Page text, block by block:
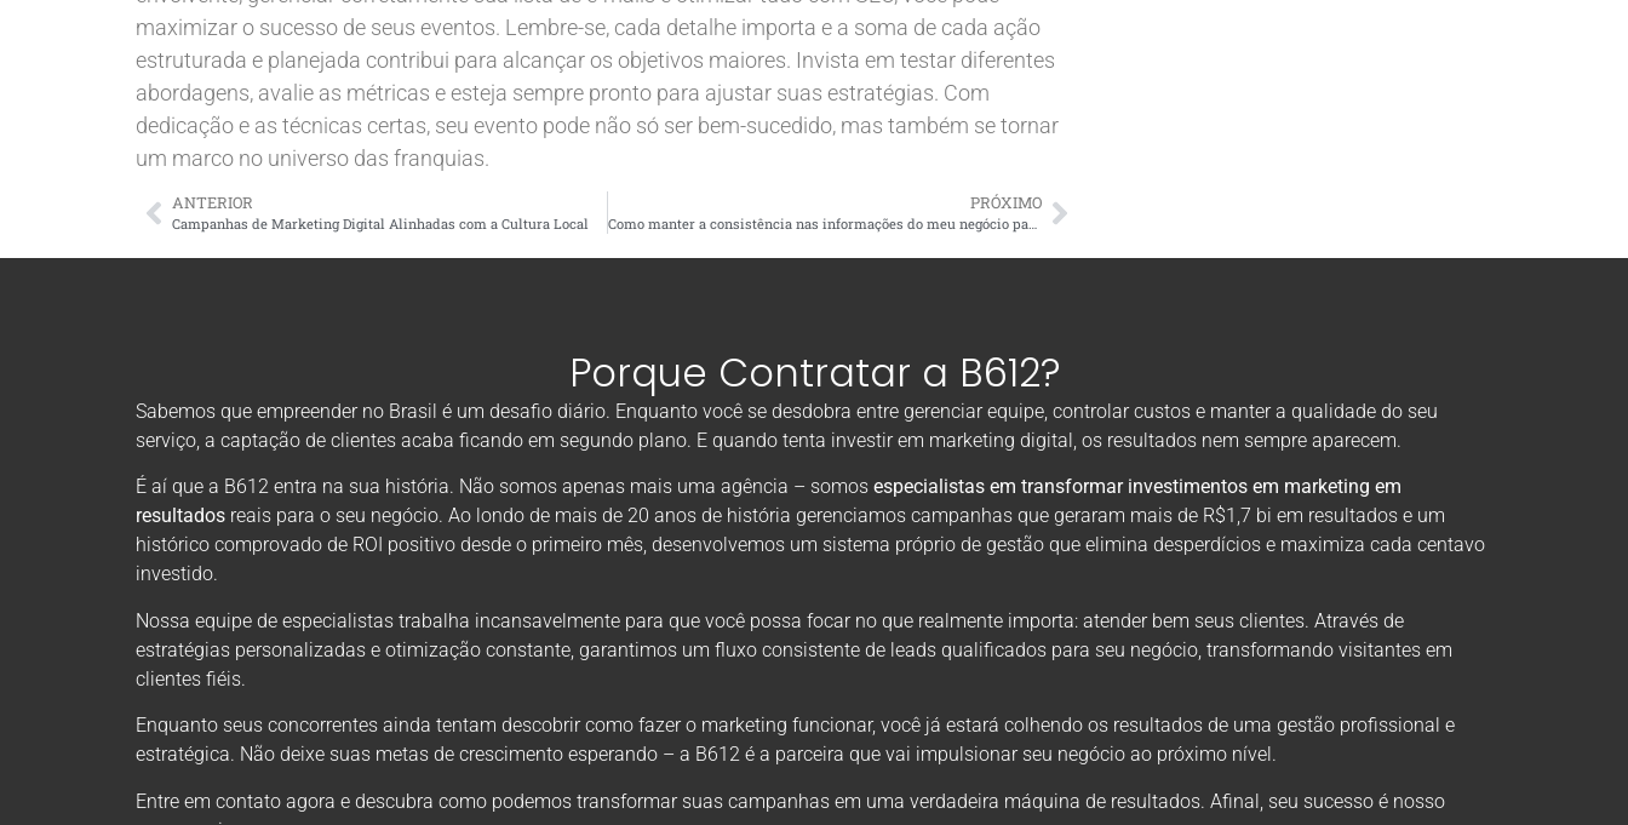
maximizar o sucesso de seus eventos. Lembre-se, cada detalhe importa e a soma de cada ação
estruturada e planejada contribui para alcançar os objetivos maiores. Invista em testar diferentes
abordagens, avalie as métricas e esteja sempre pronto para ajustar suas estratégias. Com
dedicação e as técnicas certas, seu evento pode não só ser bem-sucedido, mas também se tornar
um marco no universo das franquias.
ANTERIOR
Campanhas de Marketing Digital Alinhadas com a Cultura Local
PRÓXIMO
Como manter a consistência nas informações do meu negócio para SEO local?
Porque Contratar a B612?
Sabemos que empreender no Brasil é um desafio diário. Enquanto você se desdobra entre gerenciar equipe, controlar custos e manter a qualidade do seu
serviço, a captação de clientes acaba ficando em segundo plano. E quando tenta investir em marketing digital, os resultados nem sempre aparecem.
É aí que a B612 entra na sua história. Não somos apenas mais uma agência – somos especialistas em transformar investimentos em marketing em
resultados reais para o seu negócio. Ao londo de mais de 20 anos de história gerenciamos campanhas que geraram mais de R$1,7 bi em resultados e um
histórico comprovado de ROI positivo desde o primeiro mês, desenvolvemos um sistema próprio de gestão que elimina desperdícios e maximiza cada centavo
investido.
Nossa equipe de especialistas trabalha incansavelmente para que você possa focar no que realmente importa: atender bem seus clientes. Através de
estratégias personalizadas e otimização constante, garantimos um fluxo consistente de leads qualificados para seu negócio, transformando visitantes em
clientes fiéis.
Enquanto seus concorrentes ainda tentam descobrir como fazer o marketing funcionar, você já estará colhendo os resultados de uma gestão profissional e
estratégica. Não deixe suas metas de crescimento esperando – a B612 é a parceira que vai impulsionar seu negócio ao próximo nível.
Entre em contato agora e descubra como podemos transformar suas campanhas em uma verdadeira máquina de resultados. Afinal, seu sucesso é nosso